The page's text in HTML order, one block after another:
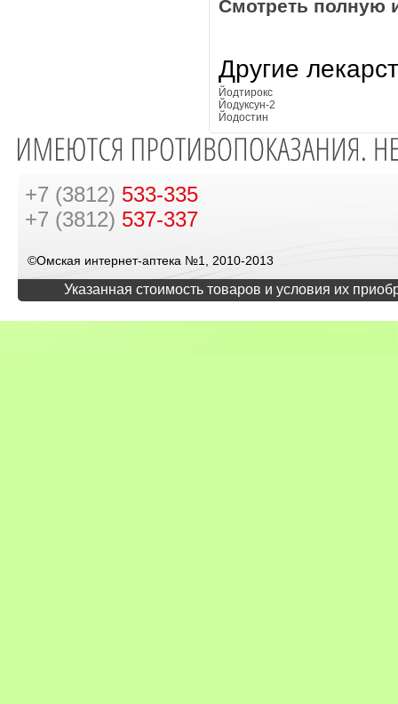
Смотреть полную
Другие
Йодтирокс
Йодуксун-2
Йодостин
+7 (3812) 533-335
+7 (3812) 537-337
©Омская интернет-аптека №1, 2010-2013
Указанная стоимость товаров и условия их